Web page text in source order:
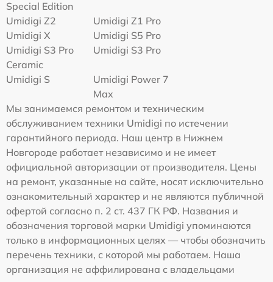
Special Edition
Umidigi Z2
Umidigi Z1 Pro
Umidigi X
Umidigi S5 Pro
Umidigi S3 Pro
Ceramic
Umidigi S3 Pro
Umidigi S
Umidigi Power 7
Max
Мы занимаемся ремонтом и техническим
обслуживанием техники Umidigi по истечении
гарантийного периода. Наш центр в Нижнем
Новгороде работает независимо и не имеет
официальной авторизации от производителя. Цены
на ремонт, указанные на сайте, носят исключительно
ознакомительный характер и не являются публичной
офертой согласно п. 2 ст. 437 ГК РФ. Названия и
обозначения торговой марки Umidigi упоминаются
только в информационных целях — чтобы обозначить
перечень техники, с которой мы работаем. Наша
организация не аффилирована с владельцами